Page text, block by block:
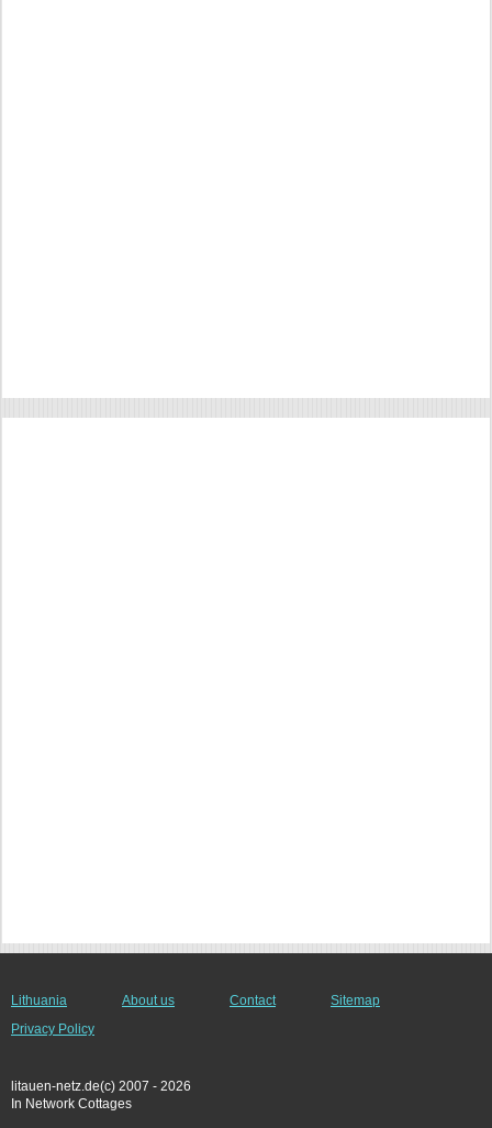
Lithuania About us Contact
Sitemap
Privacy Policy
litauen-netz.de(c) 2007 - 2026
In Network Cottages